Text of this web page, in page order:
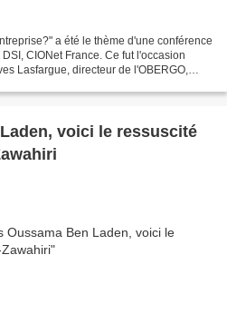
a été le thème d'une conférence
CIONet France. Ce fut l'occasion
Lasfargue, directeur de l'OBERGO,
voici le ressuscité